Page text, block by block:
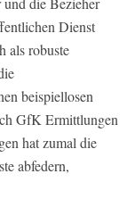
Dienst
als robuste
beispiellosen
GfK Ermittlungen
hat zumal die
abfedern,